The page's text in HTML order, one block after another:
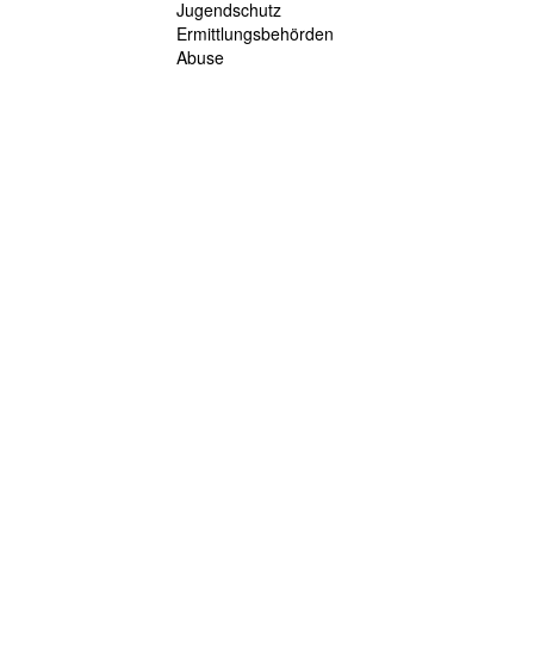
Jugendschutz
Ermittlungsbehörden
Abuse